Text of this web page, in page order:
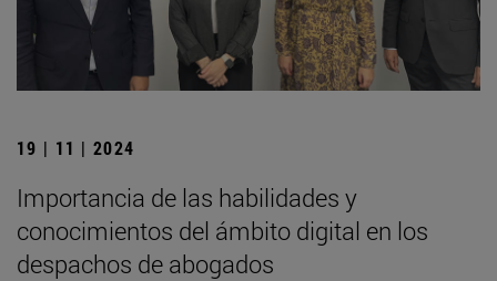
19 | 11 | 2024
Importancia de las habilidades y
conocimientos del ámbito digital en los
despachos de abogados